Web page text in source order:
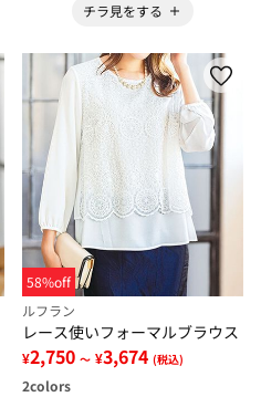
チラ見をする
58%off
ルフラン
レース使いフォーマルブラウス
¥2,750 ～ ¥3,674 (税込)
2colors